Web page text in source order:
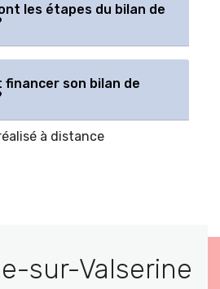
les étapes du bilan de
financer son bilan de
à distance
sur-Valserine